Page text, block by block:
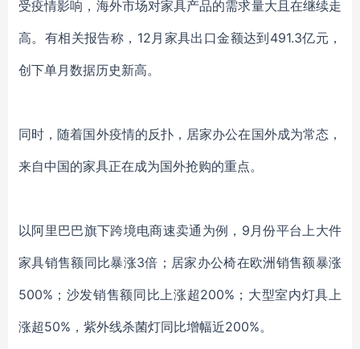
受疫情影响，海外市场对家具产品的需求量大且在继续走
高。 有相关报告称，12月家具出口金额达到491.3亿元，
创下单月数据历史新高。
同时，随着国外疫情的反扑，居家办公在国外成为常态，
来自中国的家具正在成为国外抢购的重点。
以阿里巴巴旗下跨境电商速卖通为例，9月份平台上大件
家具销售额同比暴涨3倍；居家办公椅在欧洲销售额暴涨
500%；沙发销售额同比上涨超200%；大型室内灯具上
涨超50%，紫外线杀菌灯同比增幅近200%。